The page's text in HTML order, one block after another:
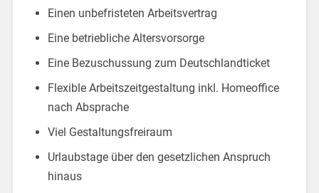
Einen unbefristeten Arbeitsvertrag
Eine betriebliche Altersvorsorge
Eine Bezuschussung zum Deutschlandticket
Flexible Arbeitszeitgestaltung inkl. Homeoffice
nach Absprache
Viel Gestaltungsfreiraum
Urlaubstage über den gesetzlichen Anspruch
hinaus